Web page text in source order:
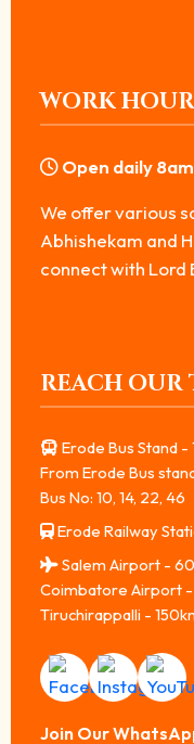
WORK
Open daily
We offer various
Abhishekam and
connect with Lord
REACH OUR
Erode Bus Stand -
From Erode Bus
Bus No: 10, 14, 22, 46
Erode Railway
Salem Airport -
Coimbatore Airport -
Tiruchirappalli -
Join Our